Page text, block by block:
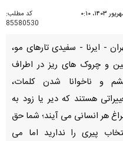
کد مطلب:
85580530
- ایرنا - سفیدی تارهای مو،
و چروک های ریز در اطراف
و ناخوانا شدن کلمات،
هستند که دیر یا زود به
هر انسانی می آیند؛ شما حق
پیری را ندارید اما می